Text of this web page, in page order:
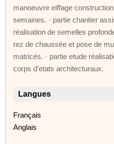
manoeuvre eiffage
semaines. · partie chantier
réalisation de semelles
rez de chaussée et pose de
matricés. · partie etude
corps d'etats architecturaux.
Langues
Français
Anglais